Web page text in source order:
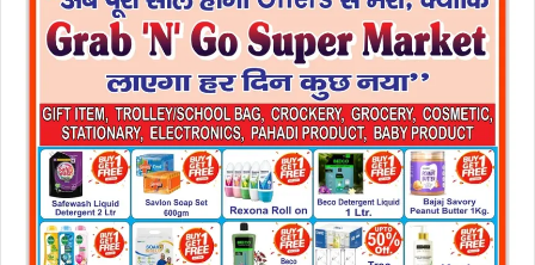
a
i